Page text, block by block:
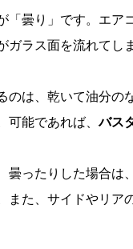
「曇り」です。エア
ガラス面を流れてし
のは、乾いて油分の
可能であれば、バス
曇ったりした場合は
また、サイドやリ